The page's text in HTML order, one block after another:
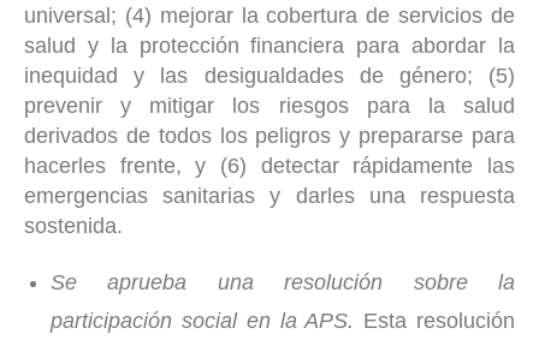
universal; (4) mejorar la cobertura de servicios de
salud y la protección financiera para abordar la
inequidad y las desigualdades de género; (5)
prevenir y mitigar los riesgos para la salud
derivados de todos los peligros y prepararse para
hacerles frente, y (6) detectar rápidamente las
emergencias sanitarias y darles una respuesta
sostenida.
Se aprueba una resolución sobre la
participación social en la APS. Esta resolución